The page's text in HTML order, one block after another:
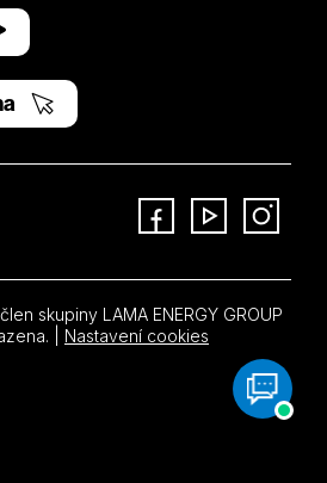
skupiny LAMA ENERGY GROUP
| Nastavení cookies